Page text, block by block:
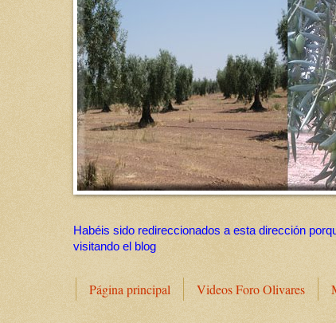
Habéis sido redireccionados a esta dirección
visitando el blog
Página principal Videos Foro Olivares